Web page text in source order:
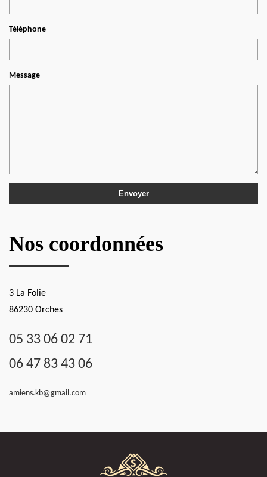
Téléphone
Message
Nos coordonnées
3 La Folie
86230 Orches
05 33 06 02 71
06 47 83 43 06
amiens.kb@gmail.com